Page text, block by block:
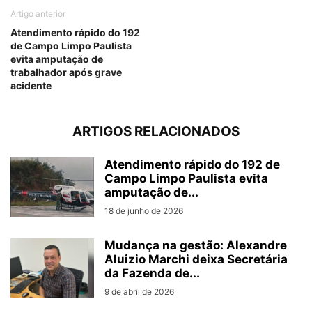
Artigo anterior
Atendimento rápido do 192
de Campo Limpo Paulista
evita amputação de
trabalhador após grave
acidente
ARTIGOS RELACIONADOS
Atendimento rápido do 192 de
Campo Limpo Paulista evita
amputação de...
18 de junho de 2026
Mudança na gestão: Alexandre
Aluizio Marchi deixa Secretária
da Fazenda de...
9 de abril de 2026